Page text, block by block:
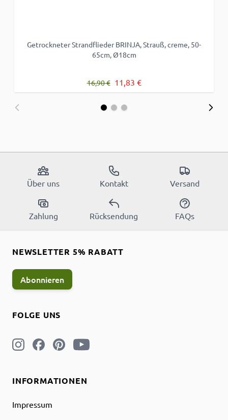
Getrockneter Strandflieder BRINJA, Strauß, creme, 50-
65cm, Ø18cm
Regulärer Preis
16,90 € Sonderpreis
11,83 €
Über uns Kontakt Versand
Zahlung Rücksendung FAQs
INFORMATIONEN
Impressum
FOLGE UNS
NEWSLETTER 5% RABATT
Abonnieren